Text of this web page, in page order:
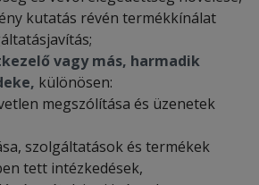
kutatás révén termékkínálat
vagy más, harmadik
különösen:
megszólítása és üzenetek
szolgáltatások és termékek
tett intézkedések,